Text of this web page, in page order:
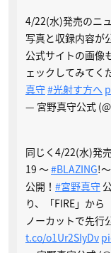
4/22(水)発売のニ
写真と収録内容が
公式サイトの画像
ェックしてみてく
真守#光射す方へ
— 宮野真守公式
同じく4/22(水)発
19 〜#BLAZING!
公開！ #宮野真守
り、「FIRE」から
ノーカットで先行
t.co/o1Ur2SIyDv